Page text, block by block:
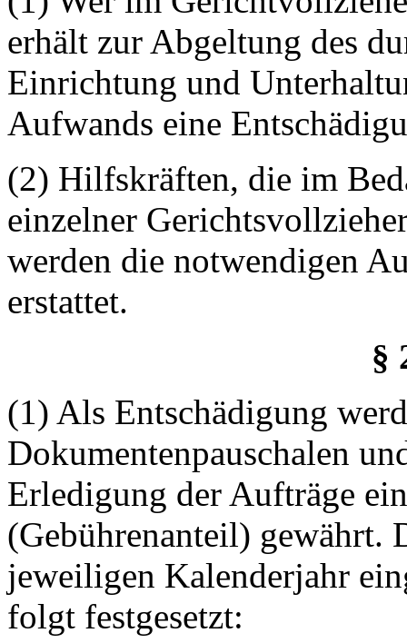
erhält zur Abgeltung des
Einrichtung und
Aufwands eine
(2) Hilfskräften, die im
einzelner
werden die notwendigen
erstattet.
§
(1) Als Entschädigung
Dokumentenpauschalen
Erledigung der Aufträge
(Gebührenanteil) gewährt.
jeweiligen Kalenderjahr
folgt festgesetzt: